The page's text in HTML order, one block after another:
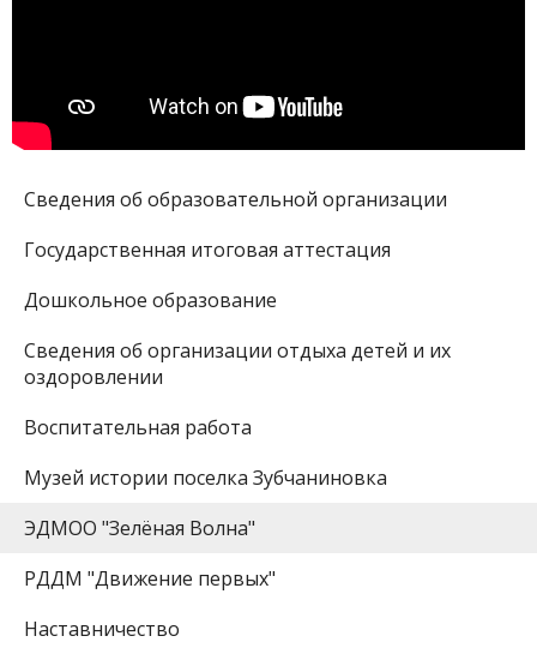
Сведения об образовательной организации
Государственная итоговая аттестация
Дошкольное образование
Сведения об организации отдыха детей и их
оздоровлении
Воспитательная работа
Музей истории поселка Зубчаниновка
ЭДМОО "Зелёная Волна"
РДДМ "Движение первых"
Наставничество